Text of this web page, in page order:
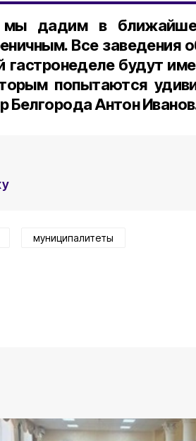
мы дадим в
Все заведения
будут
попытаются
Белгорода Антон Иванов
муниципалитеты